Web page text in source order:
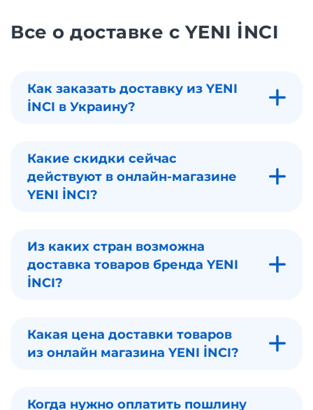
Все о доставке с YENI İNCI
Как заказать доставку из YENI
İNCI в Украину?
Какие скидки сейчас
действуют в онлайн-магазине
YENI İNCI?
Из каких стран возможна
доставка товаров бренда YENI
İNCI?
Какая цена доставки товаров
из онлайн магазина YENI İNCI?
Когда нужно оплатить пошлину